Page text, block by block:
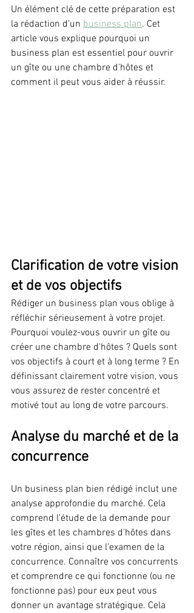
Un élément clé de cette préparation est
la rédaction d'un business plan. Cet
article vous explique pourquoi un
business plan est essentiel pour ouvrir
un gîte ou une chambre d'hôtes et
comment il peut vous aider à réussir.
Clarification de votre vision
et de vos objectifs
Rédiger un business plan vous oblige à
réfléchir sérieusement à votre projet.
Pourquoi voulez-vous ouvrir un gîte ou
créer une chambre d'hôtes ? Quels sont
vos objectifs à court et à long terme ? En
définissant clairement votre vision, vous
vous assurez de rester concentré et
motivé tout au long de votre parcours.
Analyse du marché et de la
concurrence
Un business plan bien rédigé inclut une
analyse approfondie du marché. Cela
comprend l'étude de la demande pour
les gîtes et les chambres d'hôtes dans
votre région, ainsi que l'examen de la
concurrence. Connaître vos concurrents
et comprendre ce qui fonctionne (ou ne
fonctionne pas) pour eux peut vous
donner un avantage stratégique. Cela